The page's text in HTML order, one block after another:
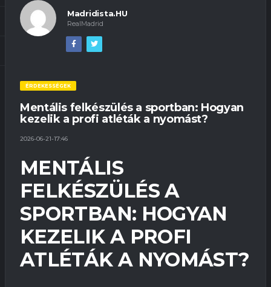
Madridista.HU
RealMadrid
ÉRDEKESSÉGEK
Mentális felkészülés a sportban: Hogyan
kezelik a profi atléták a nyomást?
2026-06-21-17:46
MENTÁLIS
FELKÉSZÜLÉS A
SPORTBAN: HOGYAN
KEZELIK A PROFI
ATLÉTÁK A NYOMÁST?